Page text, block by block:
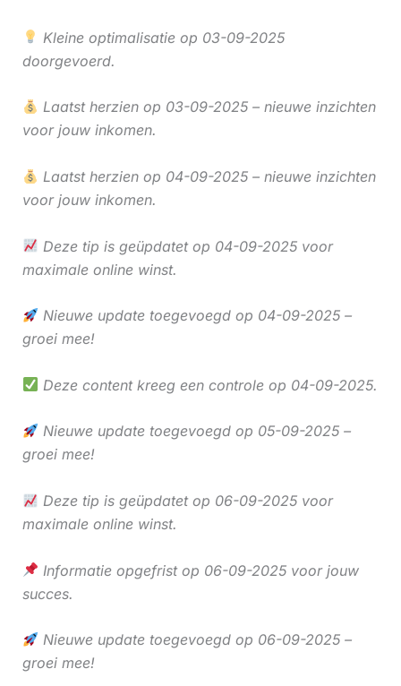
Kleine optimalisatie op 03-09-2025
doorgevoerd.
Laatst herzien op 03-09-2025 – nieuwe inzichten
voor jouw inkomen.
Laatst herzien op 04-09-2025 – nieuwe inzichten
voor jouw inkomen.
Deze tip is geüpdatet op 04-09-2025 voor
maximale online winst.
Nieuwe update toegevoegd op 04-09-2025 –
groei mee!
Deze content kreeg een controle op 04-09-2025.
Nieuwe update toegevoegd op 05-09-2025 –
groei mee!
Deze tip is geüpdatet op 06-09-2025 voor
maximale online winst.
Informatie opgefrist op 06-09-2025 voor jouw
succes.
Nieuwe update toegevoegd op 06-09-2025 –
groei mee!